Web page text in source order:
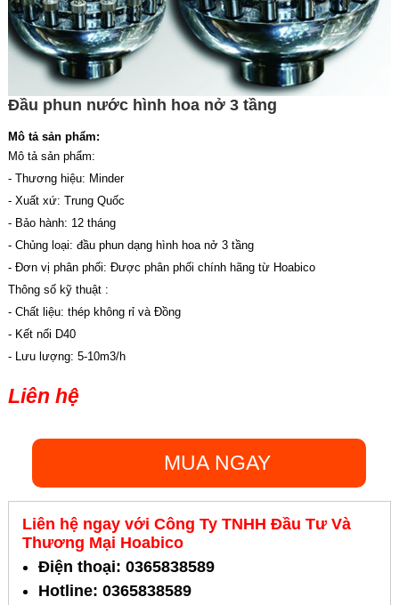
Đầu phun nước hình hoa nở 3 tầng
Mô tả sản phẩm:
Mô tả sản phẩm:
- Thương hiệu: Minder
- Xuất xứ: Trung Quốc
- Bảo hành: 12 tháng
- Chủng loại: đầu phun dạng hình hoa nở 3 tầng
- Đơn vị phân phối: Được phân phối chính hãng từ Hoabico
Thông số kỹ thuật :
- Chất liệu: thép không rỉ và Đồng
- Kết nối D40
- Lưu lượng: 5-10m3/h
Liên hệ
MUA NGAY
Liên hệ ngay với Công Ty TNHH Đầu Tư Và
Thương Mại Hoabico
Điện thoại: 0365838589
Hotline: 0365838589